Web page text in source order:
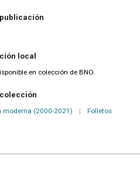
local
en colección de BNO.
moderna (2000-2021) | Folletos